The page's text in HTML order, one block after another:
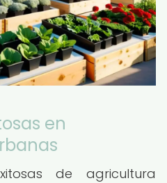
en
de agricultura